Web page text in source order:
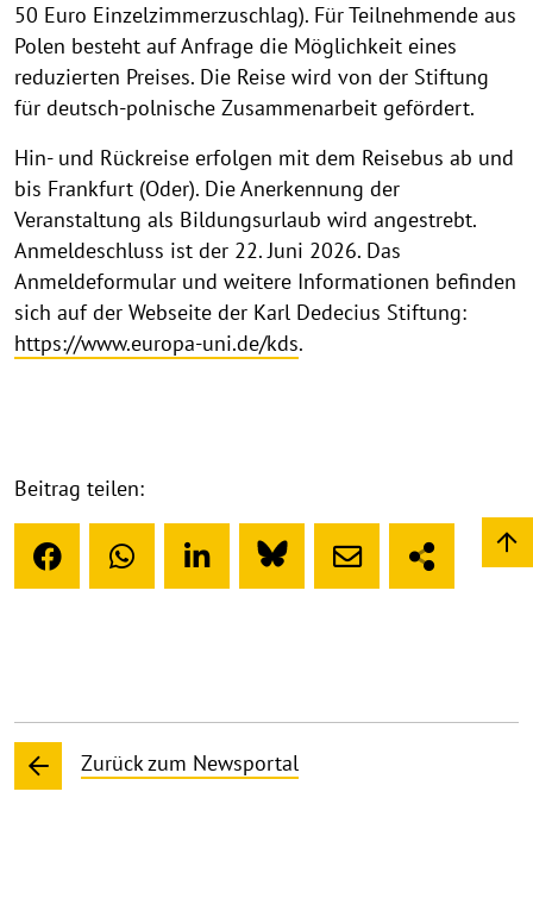
n
50 Euro Einzelzimmerzuschlag). Für Teilnehmende aus
Polen besteht auf Anfrage die Möglichkeit eines
reduzierten Preises. Die Reise wird von der Stiftung
für deutsch-polnische Zusammenarbeit gefördert.
Hin- und Rückreise erfolgen mit dem Reisebus ab und
bis Frankfurt (Oder). Die Anerkennung der
Veranstaltung als Bildungsurlaub wird angestrebt.
Anmeldeschluss ist der 22. Juni 2026. Das
Anmeldeformular und weitere Informationen befinden
sich auf der Webseite der Karl Dedecius Stiftung:
https://www.europa-uni.de/kds.
Beitrag teilen:
Zurück zum Newsportal